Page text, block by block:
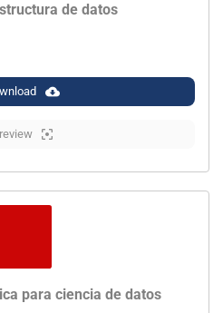
de datos
para ciencia de datos